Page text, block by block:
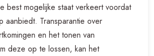
best mogelijke staat verkeert voordat
aanbiedt. Transparantie over
en het tonen van
deze op te lossen, kan het